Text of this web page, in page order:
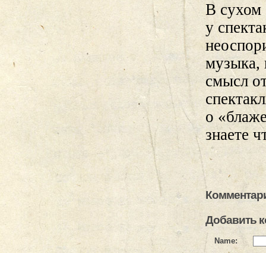
В сухом
у
музыка,
смысл
о
знаете
Добавить
Name: